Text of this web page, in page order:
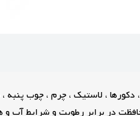
در برابر رطوبت و شرایط